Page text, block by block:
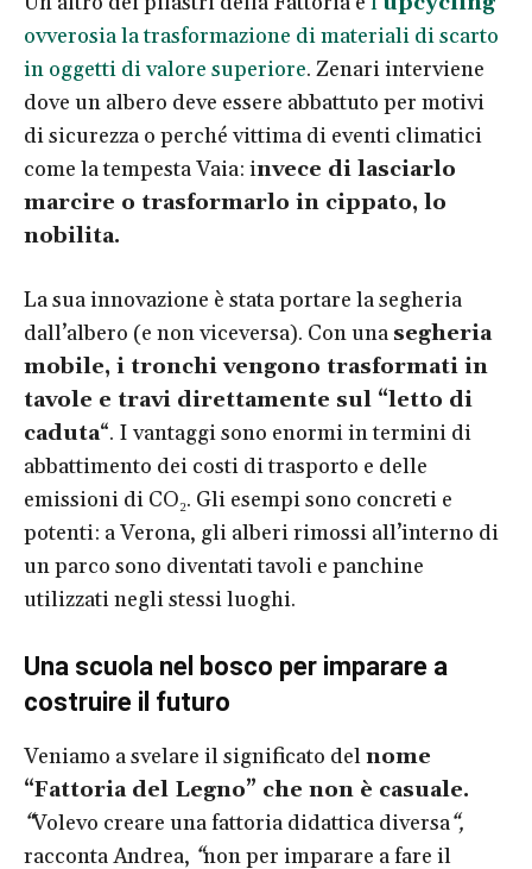
ovverosia la trasformazione di materiali di scarto
in oggetti di valore superiore. Zenari interviene
dove un albero deve essere abbattuto per motivi
di sicurezza o perché vittima di eventi climatici
come la tempesta Vaia: invece di lasciarlo
marcire o trasformarlo in cippato, lo
nobilita.
La sua innovazione è stata portare la segheria
dall’albero (e non viceversa). Con una segheria
mobile, i tronchi vengono trasformati in
tavole e travi direttamente sul “letto di
caduta“. I vantaggi sono enormi in termini di
abbattimento dei costi di trasporto e delle
emissioni di CO₂. Gli esempi sono concreti e
potenti: a Verona, gli alberi rimossi all’interno di
un parco sono diventati tavoli e panchine
utilizzati negli stessi luoghi.
Una scuola nel bosco per imparare a
costruire il futuro
Veniamo a svelare il significato delnome
“Fattoria del Legno” che non è casuale.
“Volevo creare una fattoria didattica diversa“,
racconta Andrea, “non per imparare a fare il